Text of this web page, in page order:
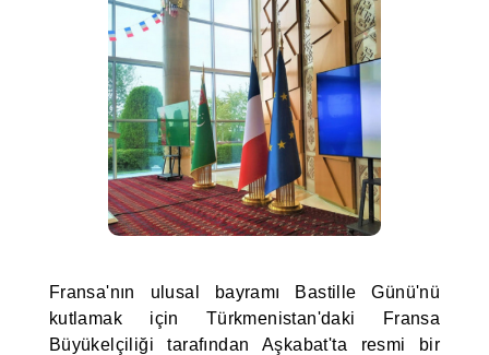
Fransa'nın ulusal bayramı Bastille Günü'nü
kutlamak için Türkmenistan'daki Fransa
Büyükelçiliği tarafından Aşkabat'ta resmi bir